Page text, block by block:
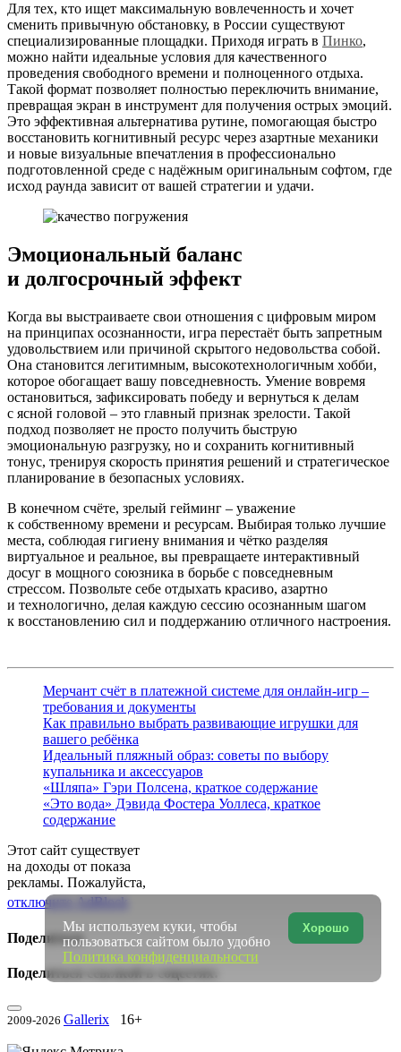
Для тех, кто ищет максимальную вовлеченность и хочет
сменить привычную обстановку, в России существуют
специализированные площадки. Приходя играть в Пинко,
можно найти идеальные условия для качественного
проведения свободного времени и полноценного отдыха.
Такой формат позволяет полностью переключить внимание,
превращая экран в инструмент для получения острых эмоций.
Это эффективная альтернатива рутине, помогающая быстро
восстановить когнитивный ресурс через азартные механики
и новые визуальные впечатления в профессионально
подготовленной среде с надёжным оригинальным софтом, где
исход раунда зависит от вашей стратегии и удачи.
Эмоциональный баланс
и долгосрочный эффект
Когда вы выстраиваете свои отношения с цифровым миром
на принципах осознанности, игра перестаёт быть запретным
удовольствием или причиной скрытого недовольства собой.
Она становится легитимным, высокотехнологичным хобби,
которое обогащает вашу повседневность. Умение вовремя
остановиться, зафиксировать победу и вернуться к делам
с ясной головой – это главный признак зрелости. Такой
подход позволяет не просто получить быструю
эмоциональную разгрузку, но и сохранить когнитивный
тонус, тренируя скорость принятия решений и стратегическое
планирование в безопасных условиях.
В конечном счёте, зрелый гейминг – уважение
к собственному времени и ресурсам. Выбирая только лучшие
места, соблюдая гигиену внимания и чётко разделяя
виртуальное и реальное, вы превращаете интерактивный
досуг в мощного союзника в борьбе с повседневным
стрессом. Позвольте себе отдыхать красиво, азартно
и технологично, делая каждую сессию осознанным шагом
к восстановлению сил и поддержанию отличного настроения.
Мерчант счёт в платежной системе для онлайн-игр –
требования и документы
Как правильно выбрать развивающие игрушки для
вашего ребёнка
Идеальный пляжный образ: советы по выбору
купальника и аксессуаров
«Шляпа» Гэри Полсена, краткое содержание
«Это вода» Дэвида Фостера Уоллеса, краткое
содержание
Этот сайт существует
на доходы от показа
рекламы. Пожалуйста,
отключите AdBlock
Поделиться
Поделиться ссылкой в соцсетях:
2009-2026 Gallerix 16+
Хорошо
Мы используем куки, чтобы
пользоваться сайтом было удобно
Политика конфиденциальности